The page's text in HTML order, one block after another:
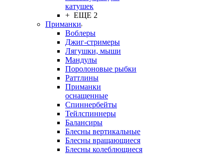
катушек
+ ЕЩЕ 2
Приманки
Воблеры
Джиг-стримеры
Лягушки, мыши
Мандулы
Поролоновые рыбки
Раттлины
Приманки
оснащенные
Спиннербейты
Тейлспиннеры
Балансиры
Блесны вертикальные
Блесны вращающиеся
Блесны колеблющиеся